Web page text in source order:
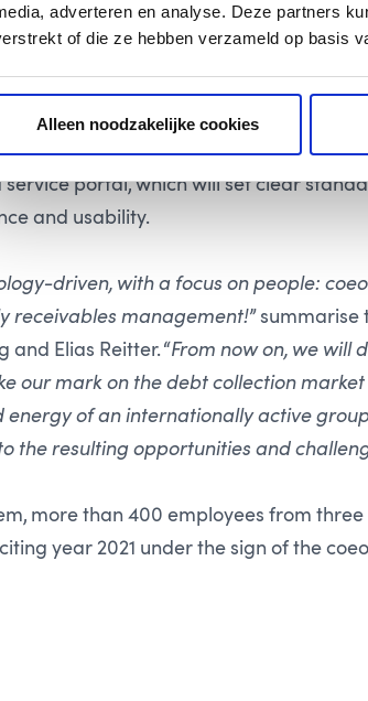
adverteren en analyse. Deze partners
of die ze hebben verzameld op basis
Alleen noodzakelijke cookies
group of companies with
itself as a pioneer in the European
centric, digital receivables
claim is also reflected on the newly
coeo appears. This will soon be
portal, which will set clear
and usability.
driven, with a focus on people:
receivables management!” summarise
and Elias Reitter. “From now on, we will
our mark on the debt collection market
energy of an internationally active
the resulting opportunities and
more than 400 employees from
year 2021 under the sign of the